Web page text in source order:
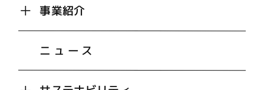
事業紹介
ニュース